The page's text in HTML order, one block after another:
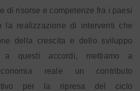
di risorse e competenze fra i paesi
la realizzazione di interventi che
della crescita e dello sviluppo
a questi accordi, mettiamo a
reale un contributo
per la ripresa del ciclo